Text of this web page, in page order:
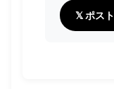
𝕏 ポスト